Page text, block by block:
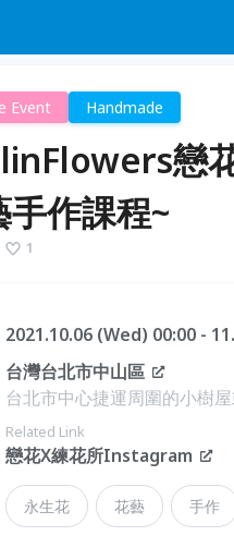
Event Handmade
戀
手作課程~
1
2021.10.06 (Wed) 00:00 -
台灣台北市中山區
台北市中心捷運周圍的小樹
Related Link
戀花X練花所Instagram
永生花 花藝 手作